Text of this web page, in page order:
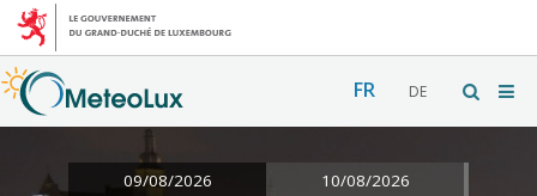
FR DE
09/08/2026 10/08/2026